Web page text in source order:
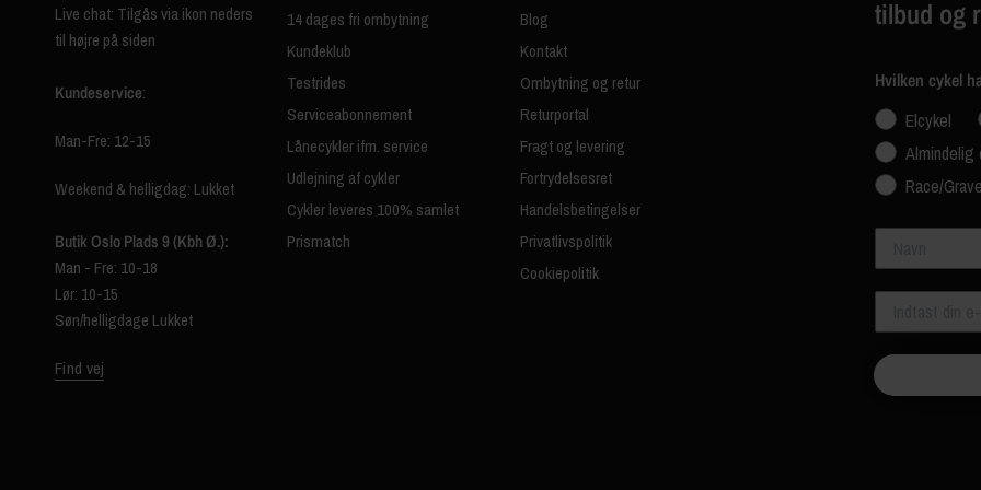
Live chat: Tilgås via ikon neders
til højre på siden
Kundeservice:
Man-Fre: 12-15
Weekend & helligdag: Lukket
Butik Oslo Plads 9 (Kbh Ø.):
Man - Fre: 10-18
Lør: 10-15
Søn/helligdage Lukket
Find vej
14 dages fri ombytning
Kundeklub
Testrides
Serviceabonnement
Lånecykler ifm. service
Udlejning af cykler
Cykler leveres 100% samlet
Prismatch
Blog
Kontakt
Ombytning og retur
Returportal
Fragt og levering
Fortrydelsesret
Handelsbetingelser
Privatlivspolitik
Cookiepolitik
tilbud og
Hvilken cykel
Elcykel
Almindelig
Race/